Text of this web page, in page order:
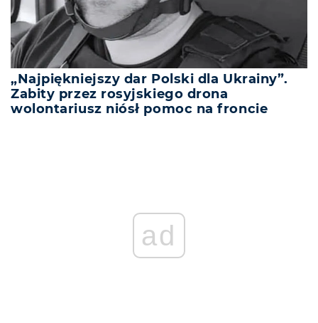
„Najpiękniejszy dar Polski dla Ukrainy”.
Zabity przez rosyjskiego drona
wolontariusz niósł pomoc na froncie
ad